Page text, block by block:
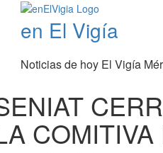
en El Vigía
Noticias de hoy El Vigía